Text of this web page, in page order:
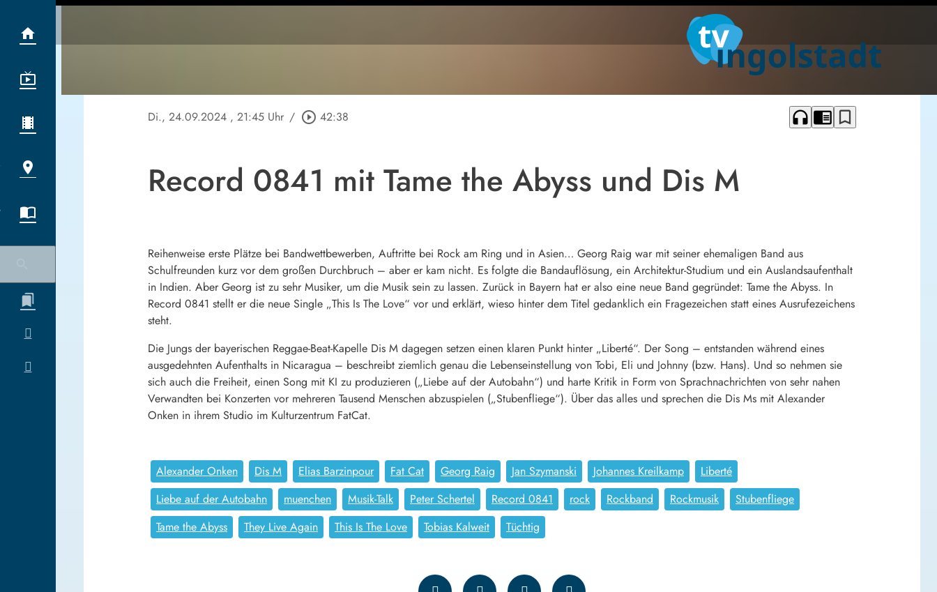
Di., 24.09.2024 , 21:45 Uhr / play_circle_outline 42:38 headphones chrome_reader_mode bookmark_border
Record 0841 mit Tame the Abyss und Dis M
Reihenweise erste Plätze bei Bandwettbewerben, Auftritte bei Rock am Ring und in Asien… Georg Raig war mit seiner ehemaligen Band aus
Schulfreunden kurz vor dem großen Durchbruch – aber er kam nicht. Es folgte die Bandauflösung, ein Architektur-Studium und ein Auslandsaufenthalt
in Indien. Aber Georg ist zu sehr Musiker, um die Musik sein zu lassen. Zurück in Bayern hat er also eine neue Band gegründet: Tame the Abyss. In
Record 0841 stellt er die neue Single „This Is The Love“ vor und erklärt, wieso hinter dem Titel gedanklich ein Fragezeichen statt eines Ausrufezeichens
steht.
Die Jungs der bayerischen Reggae-Beat-Kapelle Dis M dagegen setzen einen klaren Punkt hinter „Liberté“. Der Song – entstanden während eines
ausgedehnten Aufenthalts in Nicaragua – beschreibt ziemlich genau die Lebenseinstellung von Tobi, Eli und Johnny (bzw. Hans). Und so nehmen sie
sich auch die Freiheit, einen Song mit KI zu produzieren („Liebe auf der Autobahn“) und harte Kritik in Form von Sprachnachrichten von sehr nahen
Verwandten bei Konzerten vor mehreren Tausend Menschen abzuspielen („Stubenfliege“). Über das alles und sprechen die Dis Ms mit Alexander
Onken in ihrem Studio im Kulturzentrum FatCat.
Alexander Onken Dis M Elias Barzinpour Fat Cat Georg Raig Jan Szymanski Johannes Kreilkamp
Liberté
Liebe auf der Autobahn
muenchen Musik-Talk Peter Schertel Record 0841 rock Rockband Rockmusik
Stubenfliege
Tame the Abyss
They Live Again This Is The Love Tobias Kalweit Tüchtig